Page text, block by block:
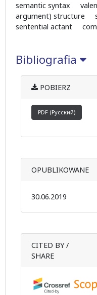
semantic syntax
argument) structure
sentential actant
Bibliografia
POBIERZ
PDF (Русский)
OPUBLIKOWANE
30.06.2019
CITED BY /
SHARE